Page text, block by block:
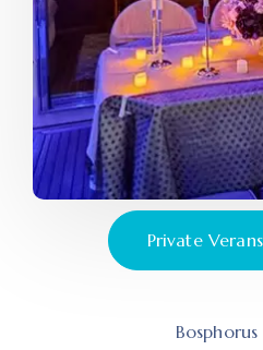
Private